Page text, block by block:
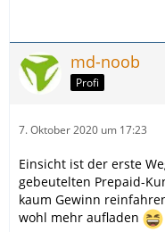
md-noob
Profi
7. Oktober 2020 um 17:23
Einsicht ist der erste
gebeutelten Prepaid-
kaum Gewinn
wohl mehr aufladen